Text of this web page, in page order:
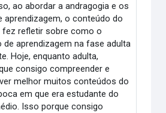
ao abordar a andragogia e os
aprendizagem, o conteúdo do
fez refletir sobre como o
de aprendizagem na fase adulta
Hoje, enquanto adulta,
consigo compreender e
melhor muitos conteúdos do
em que era estudante do
Isso porque consigo